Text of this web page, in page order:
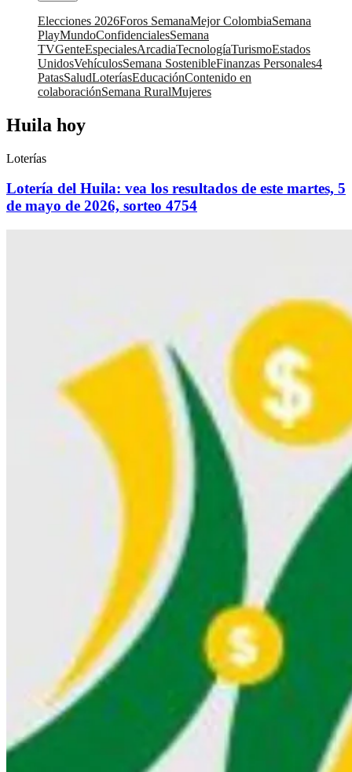
Elecciones 2026Foros SemanaMejor ColombiaSemana
PlayMundoConfidencialesSemana
TVGenteEspecialesArcadiaTecnologíaTurismoEstados
UnidosVehículosSemana SostenibleFinanzas Personales4
PatasSaludLoteríasEducaciónContenido en
colaboraciónSemana RuralMujeres
Huila hoy
Loterías
Lotería del Huila: vea los resultados de este martes, 5
de mayo de 2026, sorteo 4754